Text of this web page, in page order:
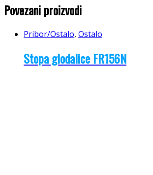
Povezani proizvodi
Pribor/Ostalo, Ostalo
Stopa glodalice FR156N